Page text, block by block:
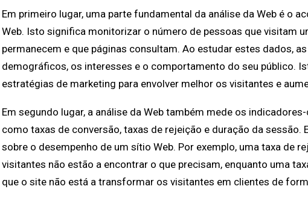
Em primeiro lugar, uma parte fundamental da análise da Web é o
Web. Isto significa monitorizar o número de pessoas que visitam
permanecem e que páginas consultam. Ao estudar estes dados,
demográficos, os interesses e o comportamento do seu público.
estratégias de marketing para envolver melhor os visitantes e
Em segundo lugar, a análise da Web também mede os
como taxas de conversão, taxas de rejeição e duração da
sobre o desempenho de um sítio Web. Por exemplo, uma taxa de
visitantes não estão a encontrar o que precisam, enquanto uma
que o site não está a transformar os visitantes em clientes de